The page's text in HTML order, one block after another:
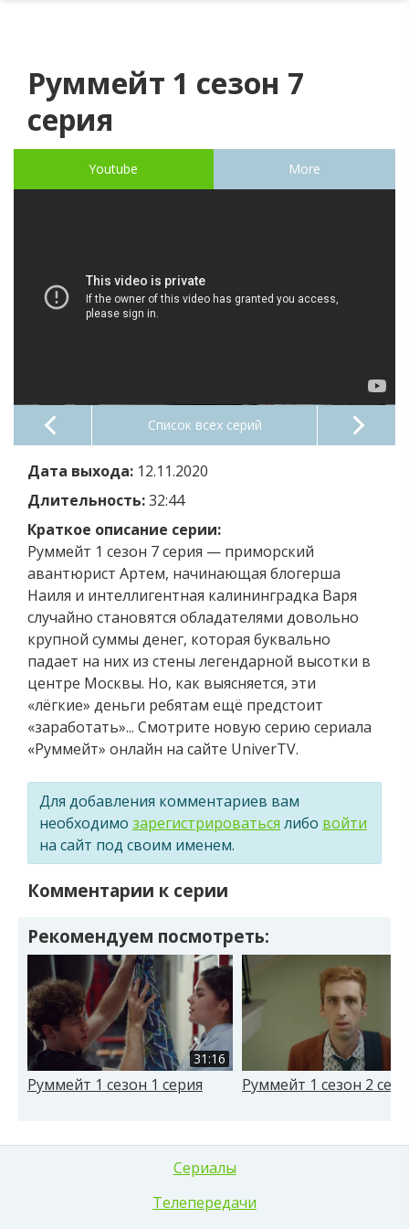
Руммейт 1 сезон 7
серия
Youtube More
Список всех серий
Дата выхода: 12.11.2020
Длительность:32:44
Краткое описание серии:
Руммейт 1 сезон 7 серия — приморский
авантюрист Артем, начинающая блогерша
Наиля и интеллигентная калининградка Варя
случайно становятся обладателями довольно
крупной суммы денег, которая буквально
падает на них из стены легендарной высотки в
центре Москвы. Но, как выясняется, эти
«лёгкие» деньги ребятам ещё предстоит
«заработать»... Смотрите новую серию сериала
«Руммейт» онлайн на сайте UniverTV.
Для добавления комментариев вам
необходимо зарегистрироваться либо войти
на сайт под своим именем.
Комментарии к серии
Рекомендуем посмотреть:
31:16
Руммейт 1 сезон 1 серия Руммейт 1 сезон 2
Сериалы
Телепередачи